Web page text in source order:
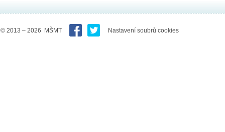
© 2013 – 2026 MŠMT Nastavení soubrů cookies